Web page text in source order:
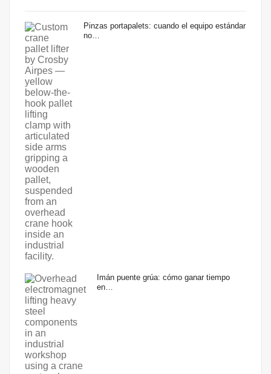
Pinzas portapalets: cuando el equipo estándar
no…
Imán puente grúa: cómo ganar tiempo
en…